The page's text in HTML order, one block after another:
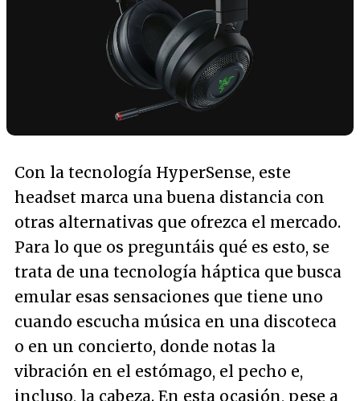
Con la tecnología HyperSense, este
headset marca una buena distancia con
otras alternativas que ofrezca el mercado.
Para lo que os preguntáis qué es esto, se
trata de una tecnología háptica que busca
emular esas sensaciones que tiene uno
cuando escucha música en una discoteca
o en un concierto, donde notas la
vibración en el estómago, el pecho e,
incluso, la cabeza. En esta ocasión, pese a